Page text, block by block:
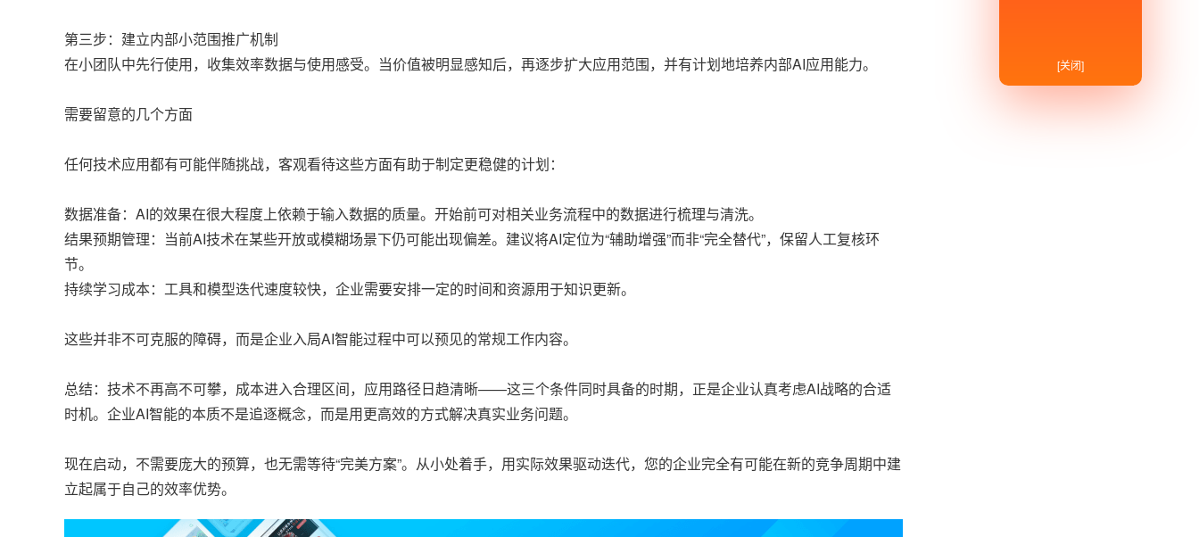
第三步：建立内部小范围推广机制
在小团队中先行使用，收集效率数据与使用感受。当价值被明显感知后，再逐步扩大应用范围，并有计划地培养内部AI应用能力。
需要留意的几个方面
任何技术应用都有可能伴随挑战，客观看待这些方面有助于制定更稳健的计划：
数据准备：AI的效果在很大程度上依赖于输入数据的质量。开始前可对相关业务流程中的数据进行梳理与清洗。
结果预期管理：当前AI技术在某些开放或模糊场景下仍可能出现偏差。建议将AI定位为“辅助增强”而非“完全替代”，保留人工复核环
节。
持续学习成本：工具和模型迭代速度较快，企业需要安排一定的时间和资源用于知识更新。
这些并非不可克服的障碍，而是企业入局AI智能过程中可以预见的常规工作内容。
总结：技术不再高不可攀，成本进入合理区间，应用路径日趋清晰——这三个条件同时具备的时期，正是企业认真考虑AI战略的合适
时机。企业AI智能的本质不是追逐概念，而是用更高效的方式解决真实业务问题。
现在启动，不需要庞大的预算，也无需等待“完美方案”。从小处着手，用实际效果驱动迭代，您的企业完全有可能在新的竞争周期中建
立起属于自己的效率优势。
[关闭]